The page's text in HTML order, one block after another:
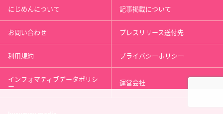
にじめんについて 記事掲載について
お問い合わせ プレスリリース送付先
利用規約 プライバシーポリシー
インフォマティブデータポリシ
ー 運営会社